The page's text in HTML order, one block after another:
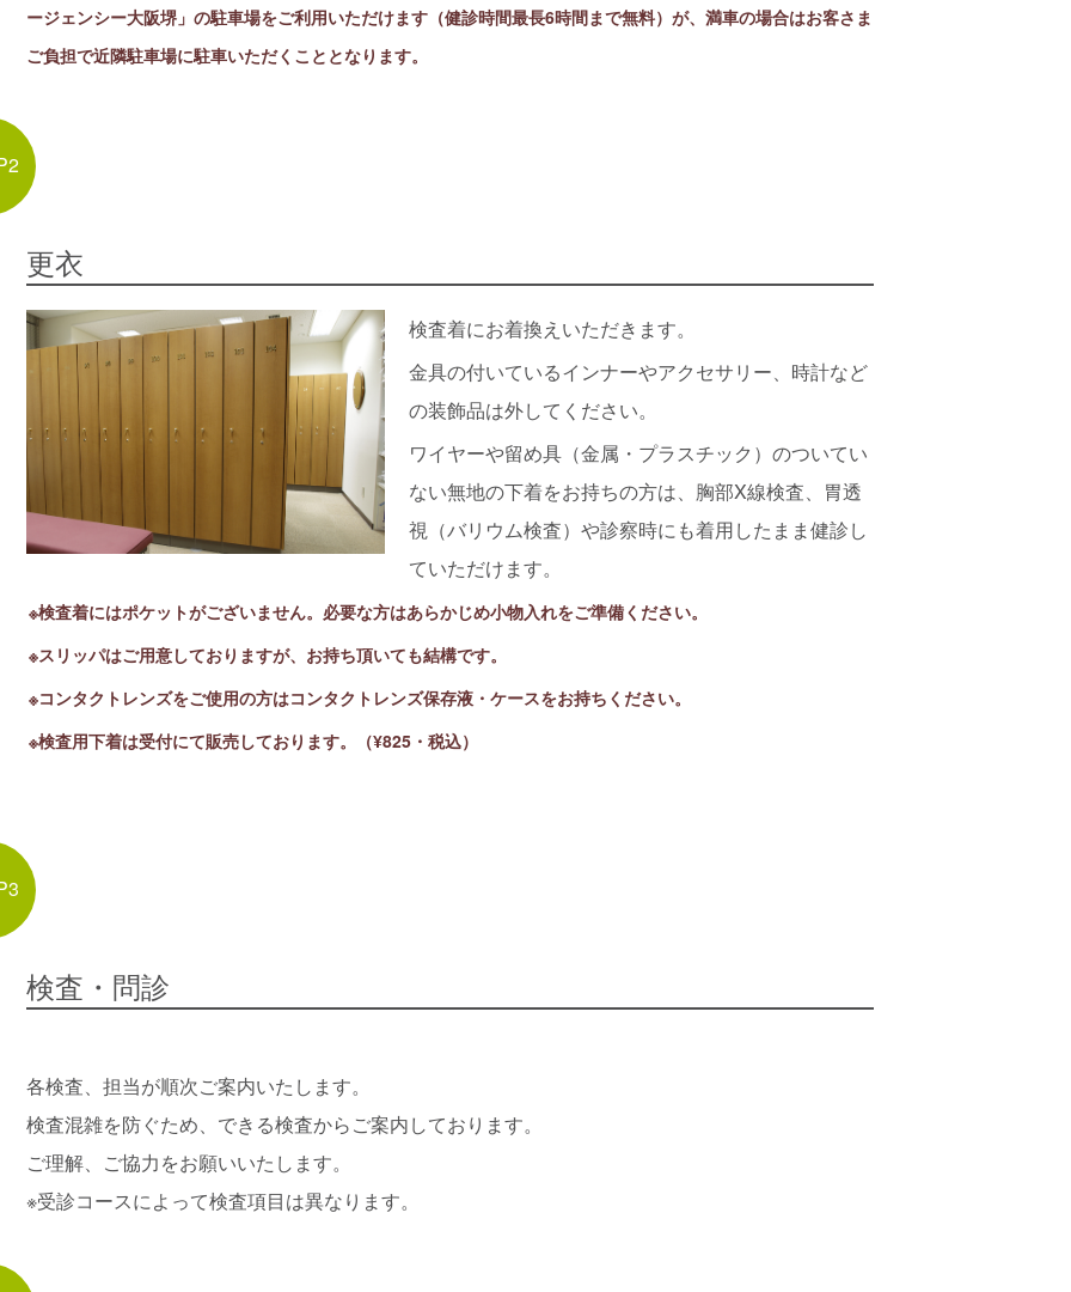
ージェンシー大阪堺」の駐車場をご利用いただけます（健診時間最長6時間まで無料）が、満車の場合はお客さま
ご負担で近隣駐車場に駐車いただくこととなります。
更衣
検査着にお着換えいただきます。
金具の付いているインナーやアクセサリー、時計など
の装飾品は外してください。
ワイヤーや留め具（金属・プラスチック）のついてい
ない無地の下着をお持ちの方は、胸部X線検査、胃透
視（バリウム検査）や診察時にも着用したまま健診し
ていただけます。
※検査着にはポケットがございません。必要な方はあらかじめ小物入れをご準備ください。
※スリッパはご用意しておりますが、お持ち頂いても結構です。
※コンタクトレンズをご使用の方はコンタクトレンズ保存液・ケースをお持ちください。
※検査用下着は受付にて販売しております。（¥825・税込）
検査・問診
各検査、担当が順次ご案内いたします。
検査混雑を防ぐため、できる検査からご案内しております。
ご理解、ご協力をお願いいたします。
※受診コースによって検査項目は異なります。